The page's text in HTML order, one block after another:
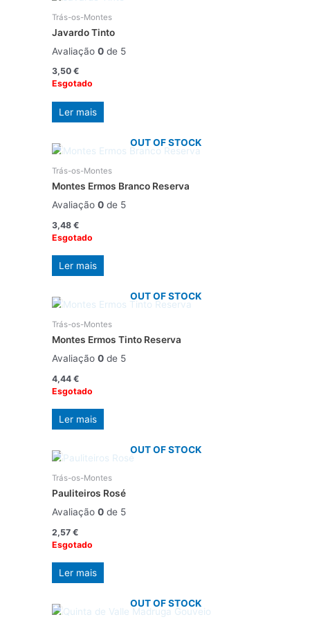
Trás-os-Montes
Javardo Tinto
Avaliação 0de 5
3,50 €
Esgotado
Ler mais
OUT OF STOCK
Trás-os-Montes
Montes Ermos Branco Reserva
Avaliação 0de 5
3,48 €
Esgotado
Ler mais
OUT OF STOCK
Trás-os-Montes
Montes Ermos Tinto Reserva
Avaliação 0de 5
4,44 €
Esgotado
Ler mais
OUT OF STOCK
Trás-os-Montes
Pauliteiros Rosé
Avaliação 0de 5
2,57 €
Esgotado
Ler mais
OUT OF STOCK